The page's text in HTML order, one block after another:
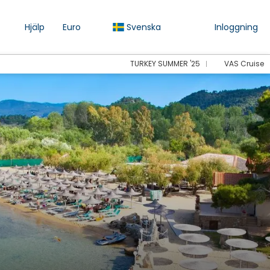
Hjälp Euro Svenska Inloggning
TURKEY SUMMER '25 VAS Cruise